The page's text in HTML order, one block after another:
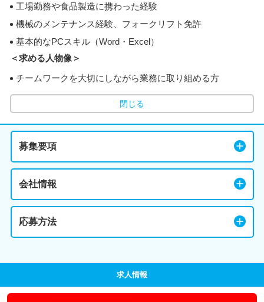
工場勤務や食品製造に携わった経験
機械のメンテナンス経験、フォークリフト免許
基本的なPCスキル（Word・Excel）
＜求める人物像＞
チームワークを大切にしながら業務に取り組める方
閉じる
募集要項
会社情報
応募方法
求人情報